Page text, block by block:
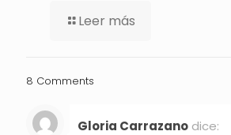
Leer más
8 Comments
Gloria Carrazano dice: